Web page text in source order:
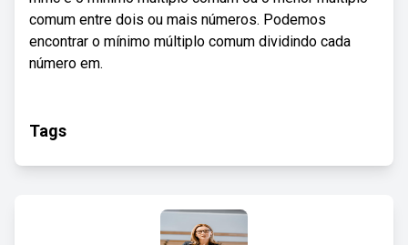
comum entre dois ou mais números. Podemos
encontrar o mínimo múltiplo comum dividindo cada
número em.
Tags